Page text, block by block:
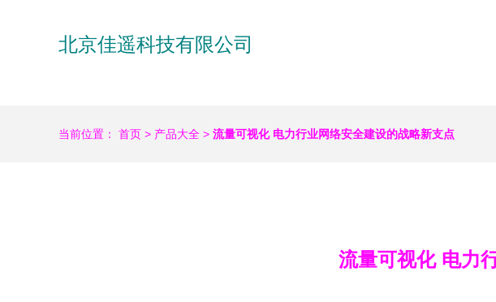
北京佳遥科技有限公司
当前位置： 首页 > 产品大全 > 流量可视化 电力行业网络安全建设的战略新支点
流量可视化 电力